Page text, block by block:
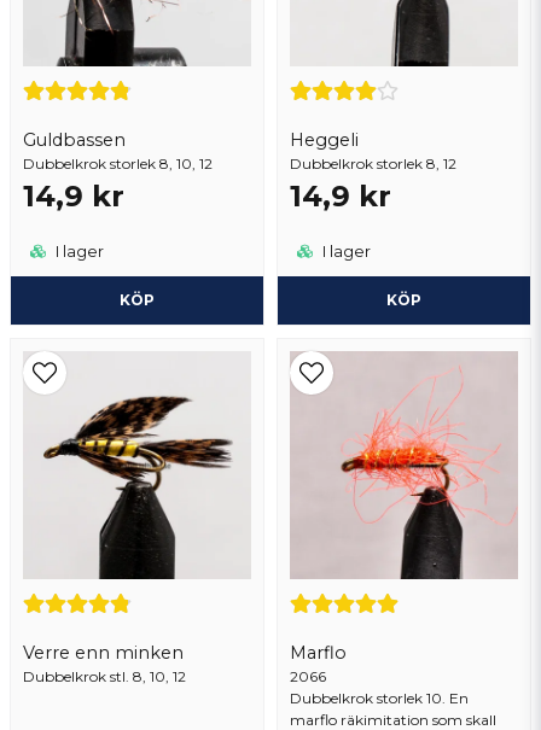
Guldbassen
Dubbelkrok storlek 8, 10, 12
14,9 kr
I lager
KÖP
Heggeli
Dubbelkrok storlek 8, 12
14,9 kr
I lager
KÖP
Verre enn minken
Dubbelkrok stl. 8, 10, 12
Marflo
2066
Dubbelkrok storlek 10. En
marflo räkimitation som skall
Skicka fråga